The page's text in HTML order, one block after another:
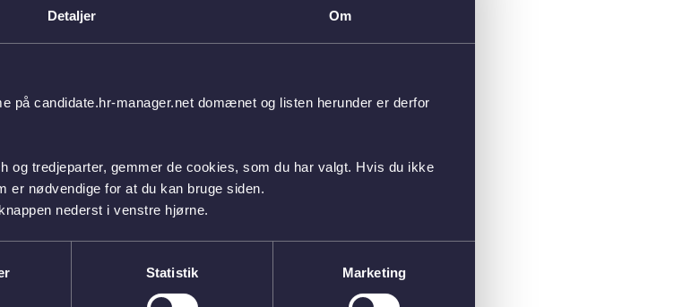
Detaljer Om
på candidate.hr-manager.net domænet og listen herunder er derfor
og tredjeparter, gemmer de cookies, som du har valgt. Hvis du ikke
nødvendige for at du kan bruge siden.
nederst i venstre hjørne.
Statistik Marketing